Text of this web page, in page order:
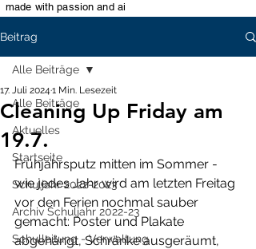
made with passion and ai
Beitrag
Alle Beiträge
Aktuelles
Startseite
Schuljahr 2022-2023
Archiv Schuljahr 2022-23
Schulleitung - Verwaltung
Alle Beiträge
Cleaning Up Friday am
19.7.
17. Juli 2024 1 Min. Lesezeit
Frühjahrsputz mitten im Sommer -
wie jedes Jahr wird am letzten Freitag
vor den Ferien nochmal sauber
gemacht: Poster und Plakate
abgehängt, Schränke ausgeräumt,